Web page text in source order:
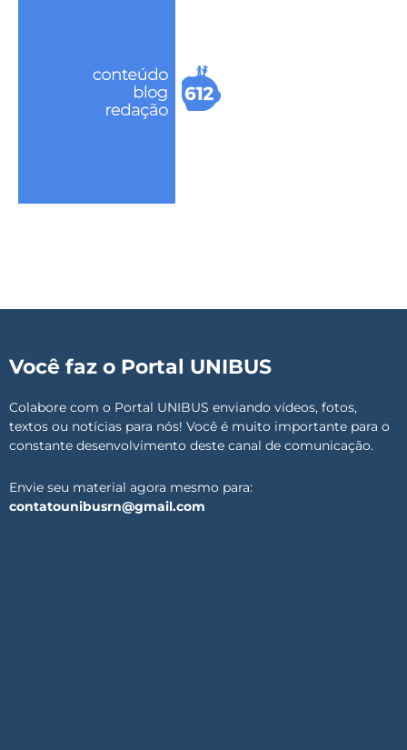
Você faz o Portal UNIBUS
Colabore com o Portal UNIBUS enviando vídeos, fotos,
textos ou notícias para nós! Você é muito importante para o
constante desenvolvimento deste canal de comunicação.
Envie seu material agora mesmo para:
contatounibusrn@gmail.com